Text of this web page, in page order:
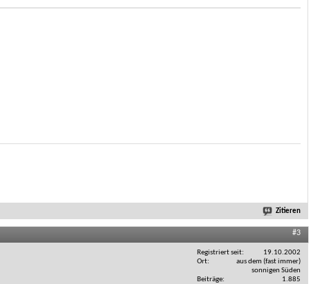
Zitieren
#3
Registriert seit
19.10.2002
Ort
aus dem (fast immer)
sonnigen Süden
Beiträge
1.885